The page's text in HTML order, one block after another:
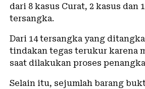
dari 8 kasus Curat, 2 kasus dan
tersangka.
Dari 14 tersangka yang
tindakan tegas terukur karena
saat dilakukan proses
Selain itu, sejumlah barang